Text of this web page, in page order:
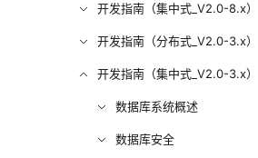
开发指南（集中式_V2.0-8.x）
开发指南（分布式_V2.0-3.x）
开发指南（集中式_V2.0-3.x）
数据库系统概述
数据库安全